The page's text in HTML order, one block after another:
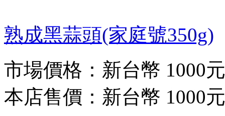
熟成黑蒜頭(家庭號350g)
市場價格： 新台幣 1000元
本店售價： 新台幣 1000元